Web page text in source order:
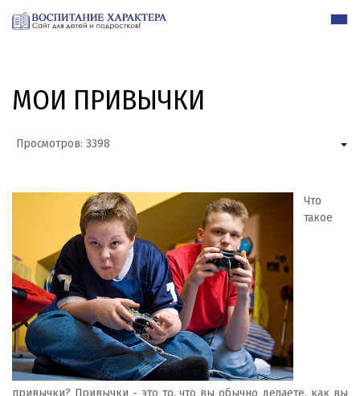
МОИ ПРИВЫЧКИ
Просмотров: 3398
Что
такое